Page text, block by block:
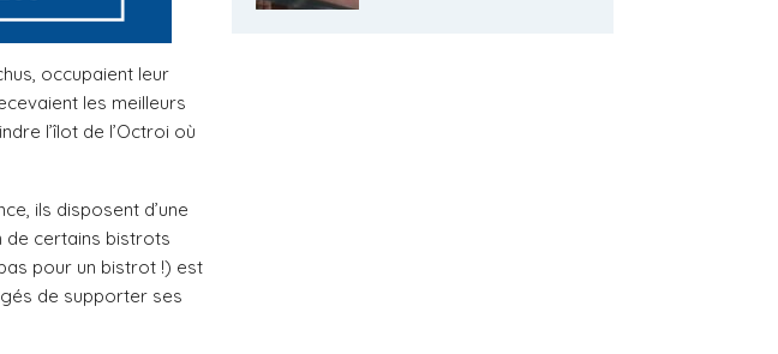
occupaient leur
les meilleurs
l’îlot de l’Octroi où
ils disposent d’une
de certains bistrots
pour un bistrot !) est
de supporter ses